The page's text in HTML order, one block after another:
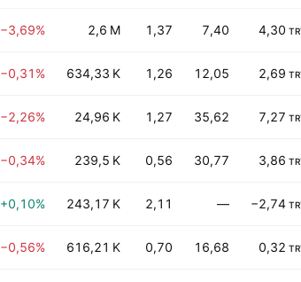
−3,69% 2,6 M 1,37 7,40 4,30
−0,31% 634,33 K 1,26 12,05 2,69
−2,26% 24,96 K 1,27 35,62 7,27
−0,34% 239,5 K 0,56 30,77 3,86
+0,10% 243,17 K 2,11 — −2,74
−0,56% 616,21 K 0,70 16,68 0,32